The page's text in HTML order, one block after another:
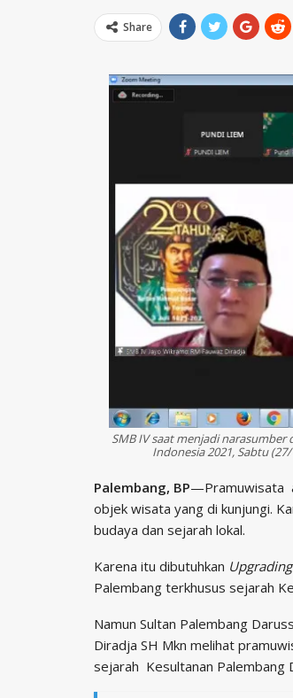
Share
SMB IV saat menjadi narasumber
Indonesia 2021, Sabtu
Palembang, BP—Pramuwisata
objek wisata yang di kunjungi.
budaya dan sejarah lokal.
Karena itu dibutuhkan Upgrading
Palembang terkhusus sejarah
Namun Sultan Palembang
Diradja SH Mkn melihat
sejarah Kesultanan Palembang